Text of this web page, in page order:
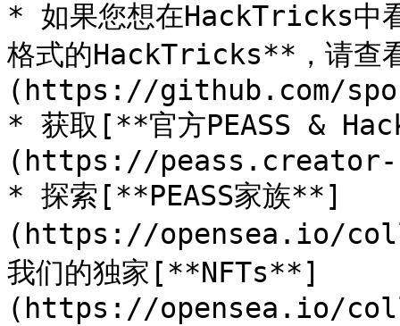
* 如果您想在HackTricks中
格式的HackTricks**，请
(https://github.com/
* 获取[**官方PEASS &
(https://peass.creator-
* 探索[**PEASS家族**]
(https://opensea.io/
我们的独家[**NFTs**]
(https://opensea.io/